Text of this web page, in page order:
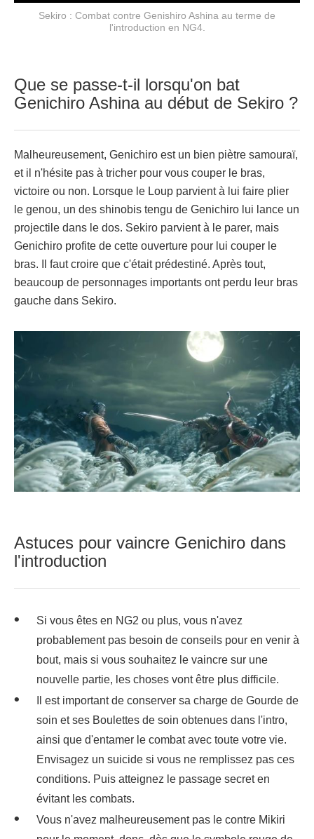
Sekiro : Combat contre Genishiro Ashina au terme de
l'introduction en NG4.
Que se passe-t-il lorsqu'on bat
Genichiro Ashina au début de Sekiro ?
Malheureusement, Genichiro est un bien piètre samouraï,
et il n'hésite pas à tricher pour vous couper le bras,
victoire ou non. Lorsque le Loup parvient à lui faire plier
le genou, un des shinobis tengu de Genichiro lui lance un
projectile dans le dos. Sekiro parvient à le parer, mais
Genichiro profite de cette ouverture pour lui couper le
bras. Il faut croire que c'était prédestiné. Après tout,
beaucoup de personnages importants ont perdu leur bras
gauche dans Sekiro.
Astuces pour vaincre Genichiro dans
l'introduction
Si vous êtes en NG2 ou plus, vous n'avez
probablement pas besoin de conseils pour en venir à
bout, mais si vous souhaitez le vaincre sur une
nouvelle partie, les choses vont être plus difficile.
Il est important de conserver sa charge de Gourde de
soin et ses Boulettes de soin obtenues dans l'intro,
ainsi que d'entamer le combat avec toute votre vie.
Envisagez un suicide si vous ne remplissez pas ces
conditions. Puis atteignez le passage secret en
évitant les combats.
Vous n'avez malheureusement pas le contre Mikiri